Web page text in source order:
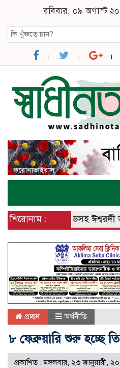
রবিবার, ০৯ অগাস্ট
শিরোনাম :
– বানেশ্বর রোডসহ ঈশ্বরদী
প্রচ্ছদ অর্থনীতি
৮ ফেব্রুয়ারি শুরু হচ্ছে
প্রকাশিত : মঙ্গলবার, ২৩ জানুয়ারী,